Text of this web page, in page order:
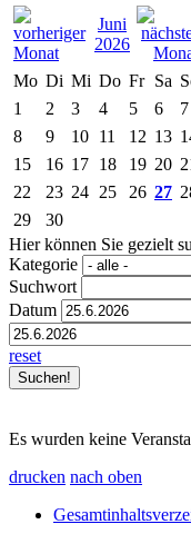
Juni
2026
Mo Di Mi Do Fr Sa
1
2 3 4 5 6
7
8
9 10 11 12 13
15
16 17 18 19 20
22
23 24 25 26 27
29
30
Hier können Sie gezielt
Kategorie
Suchwort
Datum
reset
Es wurden keine
drucken nach oben